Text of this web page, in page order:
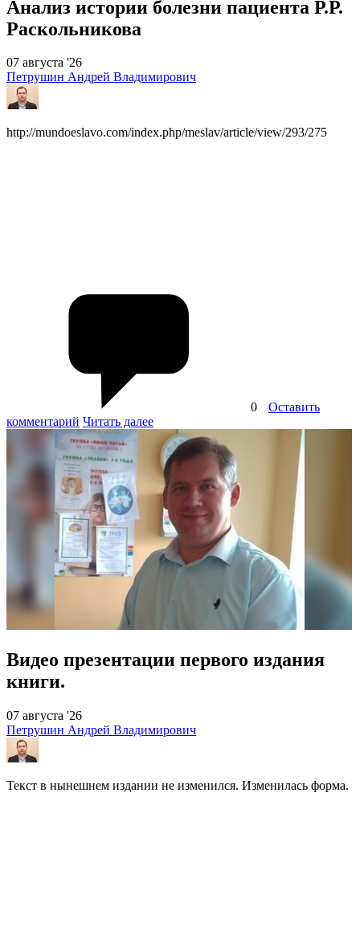
Анализ истории болезни пациента Р.Р.
Раскольникова
07 августа '26
Петрушин Андрей Владимирович
http://mundoeslavo.com/index.php/meslav/article/view/293/275
0
Оставить
комментарий Читать далее
Видео презентации первого издания
книги.
07 августа '26
Петрушин Андрей Владимирович
Текст в нынешнем издании не изменился. Изменилась форма.